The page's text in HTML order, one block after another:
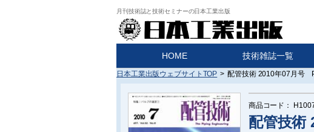
月刊技術誌と技術セミナーの日本工業出版
HOME 技術雑誌一覧
日本工業出版ウェブサイトTOP > 配管技術 2010年07月号
商品コード：
配管技術